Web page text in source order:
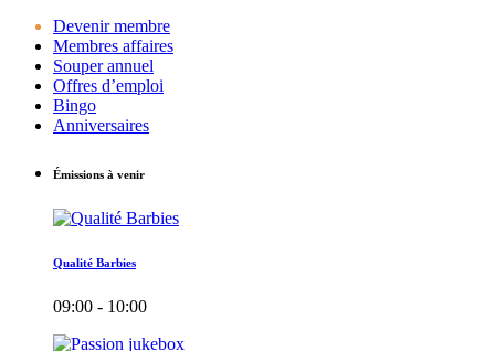
Devenir membre
Membres affaires
Souper annuel
Offres d’emploi
Bingo
Anniversaires
Émissions à venir
Qualité Barbies
09:00 - 10:00